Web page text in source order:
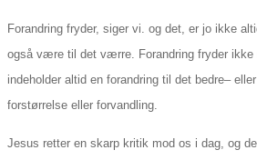
Forandring fryder, siger vi. og det, er jo ikke
også være til det værre. Forandring fryder ikke
indeholder altid en forandring til det bedre–
forstørrelse eller forvandling.
Jesus retter en skarp kritik mod os i dag, og